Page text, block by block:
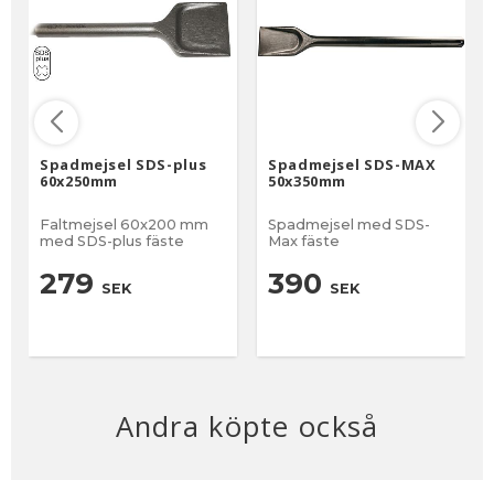
Spadmejsel SDS-plus
60x250mm
Faltmejsel 60x200 mm
med SDS-plus fäste
279 SEK
Spadmejsel SDS-MAX
50x350mm
Spadmejsel med SDS-
Max fäste
390 SEK
Andra köpte också